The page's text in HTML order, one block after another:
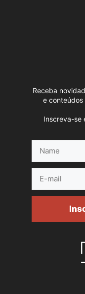
Receba
e conteúdos
Inscreva-se
mail